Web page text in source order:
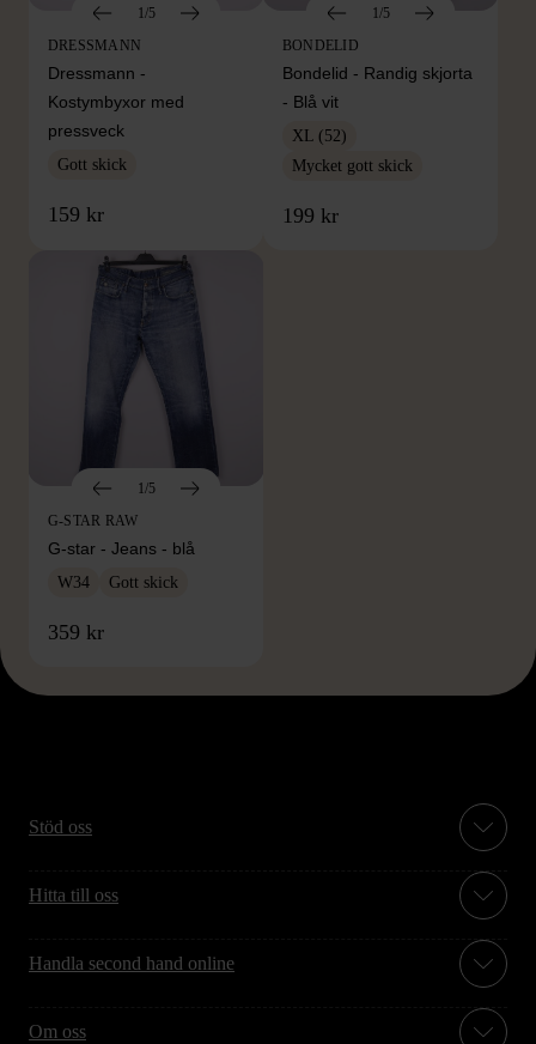
1/5
DRESSMANN
Dressmann -
Kostymbyxor med
pressveck
Gott skick
159 kr
1/5
BONDELID
Bondelid - Randig skjorta
- Blå vit
XL (52)
Mycket gott skick
199 kr
1/5
G-STAR RAW
G-star - Jeans - blå
W34 Gott skick
359 kr
Stöd oss
Hitta till oss
Handla second hand online
Om oss